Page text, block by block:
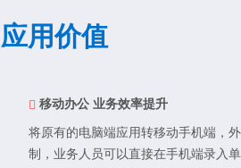
应用价值
移动办公 业务效率提升
将原有的电脑端应用转移动手机端，
制，业务人员可以直接在手机端录入